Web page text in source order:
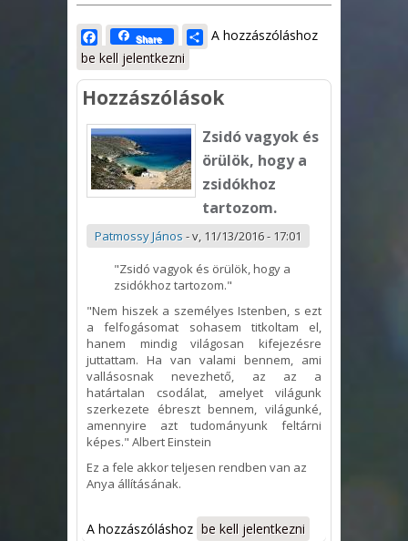
Facebook
Share Share
A hozzászóláshoz
be kell jelentkezni
Hozzászólások
Zsidó vagyok és
örülök, hogy a
zsidókhoz
tartozom.
Patmossy János -v, 11/13/2016 - 17:01
"Zsidó vagyok és örülök, hogy a
zsidókhoz tartozom."
"Nem hiszek a személyes Istenben, s ezt
a felfogásomat sohasem titkoltam el,
hanem mindig világosan kifejezésre
juttattam. Ha van valami bennem, ami
vallásosnak nevezhető, az az a
határtalan csodálat, amelyet világunk
szerkezete ébreszt bennem, világunké,
amennyire azt tudományunk feltárni
képes." Albert Einstein
Ez a fele akkor teljesen rendben van az
Anya állításának.
A hozzászóláshoz be kell jelentkezni